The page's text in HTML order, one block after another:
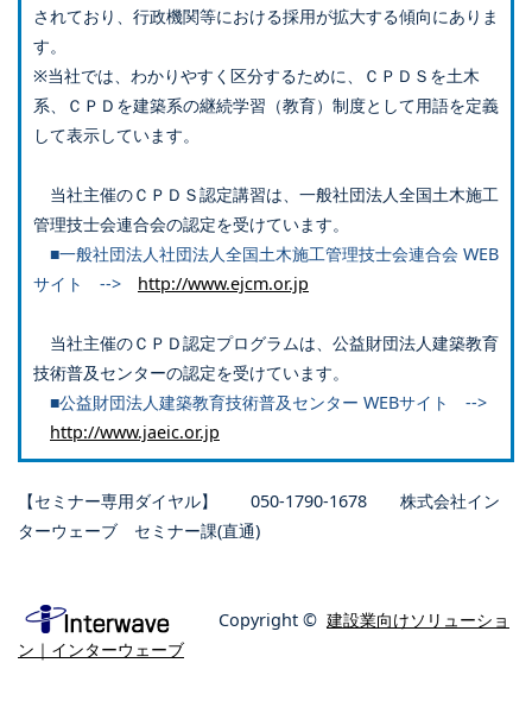
されており、行政機関等における採用が拡大する傾向にありま
す。
※当社では、わかりやすく区分するために、ＣＰＤＳを土木
系、ＣＰＤを建築系の継続学習（教育）制度として用語を定義
して表示しています。
当社主催のＣＰＤＳ認定講習は、一般社団法人全国土木施工
管理技士会連合会の認定を受けています。
■一般社団法人社団法人全国土木施工管理技士会連合会 WEB
サイト --> http://www.ejcm.or.jp
当社主催のＣＰＤ認定プログラムは、公益財団法人建築教育
技術普及センターの認定を受けています。
■公益財団法人建築教育技術普及センター WEBサイト -->
http://www.jaeic.or.jp
【セミナー専用ダイヤル】 050-1790-1678 株式会社イン
ターウェーブ セミナー課(直通)
Copyright © 建設業向けソリューショ
ン｜インターウェーブ